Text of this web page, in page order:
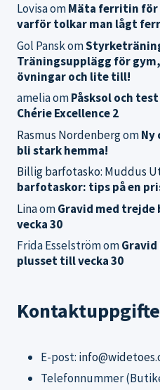
LovisaomMäta ferritin
varför tolkar man lågt
Gol Panskom
Träningsupplägg för
övningar och lite till!
ameliaomPåsksol och
Chérie Excellence 2
Rasmus NordenbergomNy
bli stark hemma!
Billig barfotasko: Muddus
barfotaskor: tips på en
LinaomGravid med
vecka 30
Frida Esselströmom
plusset till vecka 30
E-post:
Telefonnummer